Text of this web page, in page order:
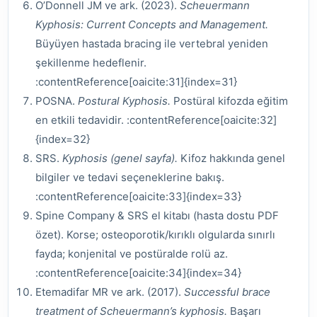
O’Donnell JM ve ark. (2023). Scheuermann
Kyphosis: Current Concepts and Management.
Büyüyen hastada bracing ile vertebral yeniden
şekillenme hedeflenir.
:contentReference[oaicite:31]{index=31}
POSNA. Postural Kyphosis. Postüral kifozda eğitim
en etkili tedavidir. :contentReference[oaicite:32]
{index=32}
SRS. Kyphosis (genel sayfa). Kifoz hakkında genel
bilgiler ve tedavi seçeneklerine bakış.
:contentReference[oaicite:33]{index=33}
Spine Company & SRS el kitabı (hasta dostu PDF
özet). Korse; osteoporotik/kırıklı olgularda sınırlı
fayda; konjenital ve postüralde rolü az.
:contentReference[oaicite:34]{index=34}
Etemadifar MR ve ark. (2017). Successful brace
treatment of Scheuermann’s kyphosis. Başarı